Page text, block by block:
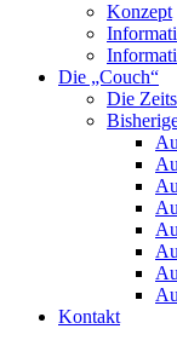
Konzept
Die „Couch“
Die
Kontakt